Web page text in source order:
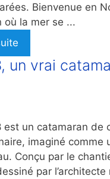
Bienvenue en
où la mer se ...
un vrai
est un catamaran de
imaginé comme
Conçu par le
par l’architecte